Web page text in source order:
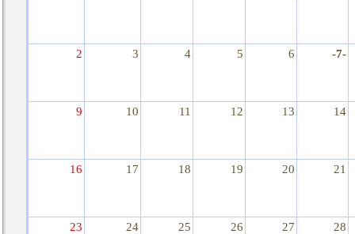
2 3 4 5 6 -7-
9 10 11 12 13 14
16 17 18 19 20 21
23 24 25 26 27 28